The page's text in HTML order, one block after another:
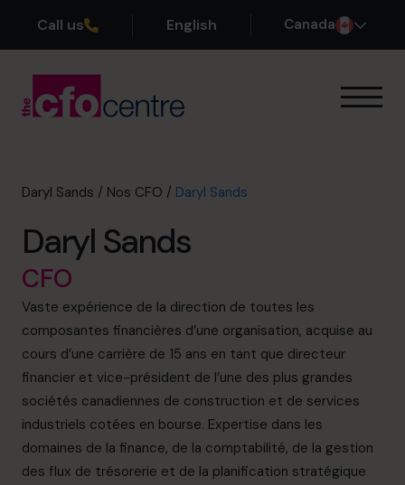
Call us English Canada
Nos CFO
À propos
Rejoindre l’Équipe
Réservez une session de découverte
514-906-8839
info.ca@cfocentre.com
Daryl Sands / Nos CFO / Daryl Sands
Daryl Sands
CFO
Vaste expérience de la direction de toutes les
composantes financières d’une organisation, acquise au
cours d’une carrière de 15 ans en tant que directeur
financier et vice-président de l’une des plus grandes
sociétés canadiennes de construction et de services
industriels cotées en bourse. Expertise dans les
domaines de la finance, de la comptabilité, de la gestion
des flux de trésorerie et de la planification stratégique